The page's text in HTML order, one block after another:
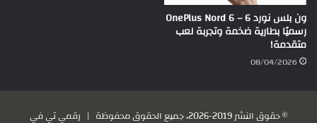
ون بلس نورد 6 – OnePlus Nord 6
رسميًا بطارية ضخمة وتجربة لعب
متقدمة!
08/04/2026
© حقوق النشر 2019-2026، جميع الحقوق محفوظة | رقمي تي في